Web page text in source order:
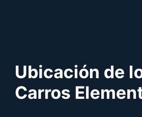
Ubicación de
Carros